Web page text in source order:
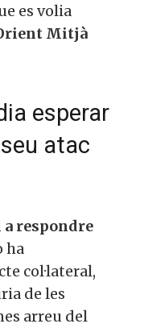
es volia
Mitjà
esperar
atac
respondre
ha
col·lateral,
de les
arreu del